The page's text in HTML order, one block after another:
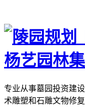
专业从事墓园投资建
术雕塑和石雕文物修